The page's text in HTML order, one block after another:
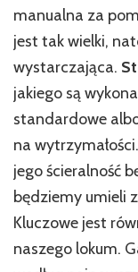
manualna za
jest tak wielki,
wystarczająca.
jakiego są
standardowe
na
jego ścieralność
będziemy umieli
Kluczowe jest
naszego lokum.